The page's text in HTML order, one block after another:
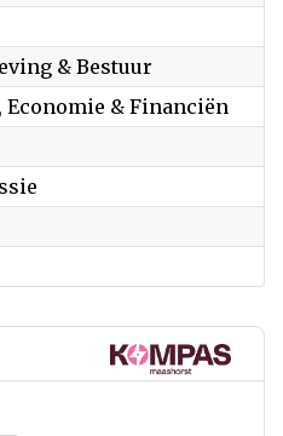
& Bestuur
Economie & Financiën